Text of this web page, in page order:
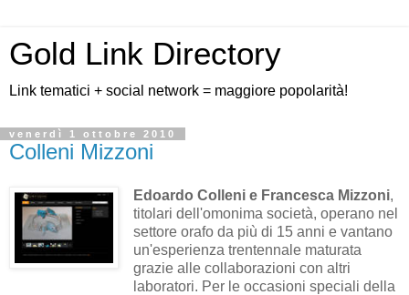
Gold Link Directory
Link tematici + social network = maggiore popolarità!
venerdì 1 ottobre 2010
Colleni Mizzoni
Edoardo Colleni e Francesca Mizzoni,
titolari dell'omonima società, operano nel
settore orafo da più di 15 anni e vantano
un'esperienza trentennale maturata
grazie alle collaborazioni con altri
laboratori. Per le occasioni speciali della